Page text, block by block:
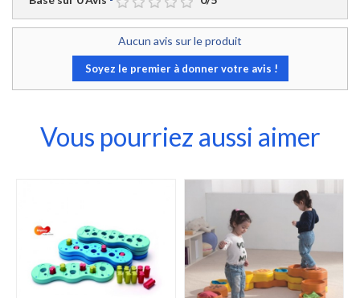
Aucun avis sur le produit
Soyez le premier à donner votre avis !
Vous pourriez aussi aimer